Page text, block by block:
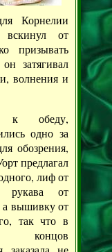
Корнелии
вскинул от
призывать
затягивал
волнения и
к обеду,
одно за
обозрения,
предлагал
лиф от
рукава от
а вышивку от
так что в
концов